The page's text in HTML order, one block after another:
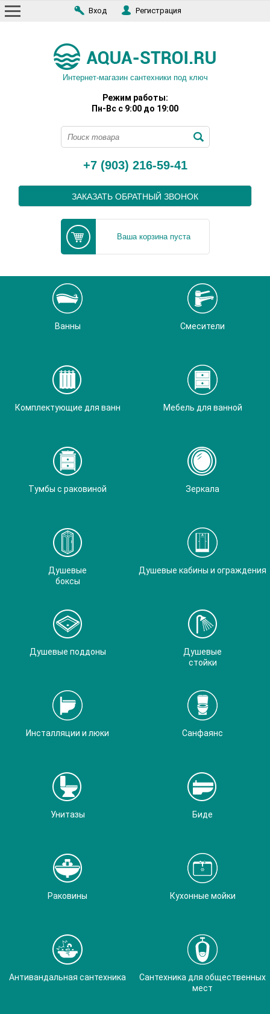
Вход Регистрация
Интернет-магазин сантехники под ключ
Режим работы:
Пн-Вс с 9:00 до 19:00
+7 (903) 216-59-41
ЗАКАЗАТЬ ОБРАТНЫЙ ЗВОНОК
Ваша корзина пуста
Ванны Смесители
Комплектующие для ванн Мебель для ванной
Тумбы с раковиной Зеркала
Душевые
боксы
Душевые кабины и ограждения
Душевые поддоны
Душевые
стойки
Инсталляции и люки Санфаянс
Унитазы Биде
Раковины Кухонные мойки
Антивандальная сантехника
Сантехника для общественных
мест